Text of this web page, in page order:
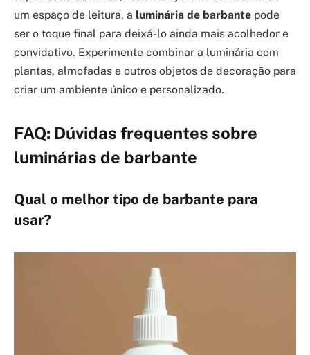
um espaço de leitura, a luminária de barbante pode
ser o toque final para deixá-lo ainda mais acolhedor e
convidativo. Experimente combinar a luminária com
plantas, almofadas e outros objetos de decoração para
criar um ambiente único e personalizado.
FAQ: Dúvidas frequentes sobre
luminárias de barbante
Qual o melhor tipo de barbante para
usar?